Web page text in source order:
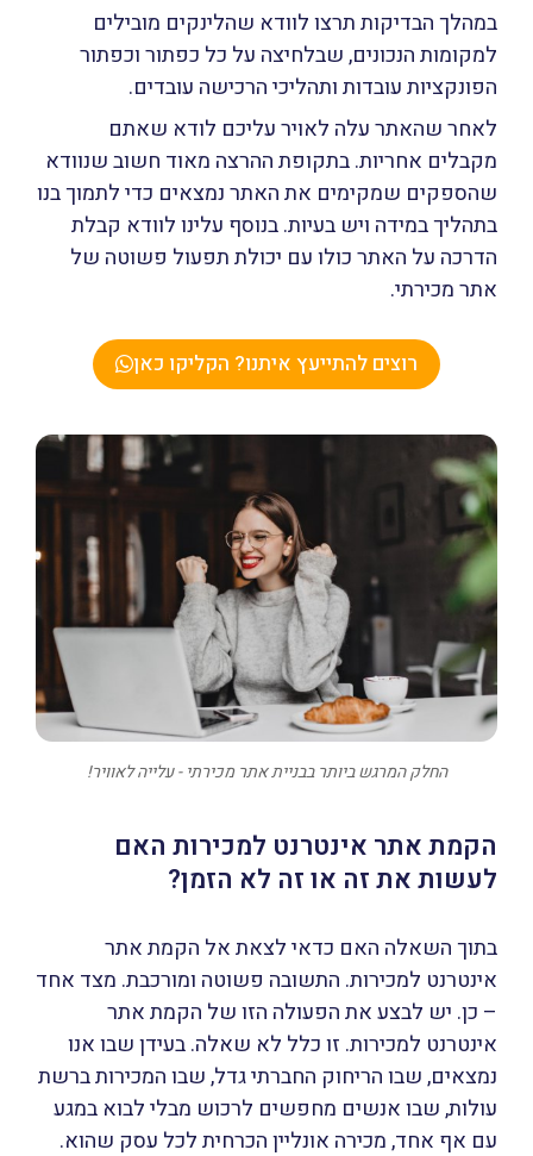
במהלך הבדיקות תרצו לוודא שהלינקים מובילים
למקומות הנכונים, שבלחיצה על כל כפתור וכפתור
הפונקציות עובדות ותהליכי הרכישה עובדים.
לאחר שהאתר עלה לאויר עליכם לודא שאתם
מקבלים אחריות. בתקופת ההרצה מאוד חשוב שנוודא
שהספקים שמקימים את האתר נמצאים כדי לתמוך בנו
בתהליך במידה ויש בעיות. בנוסף עלינו לוודא קבלת
הדרכה על האתר כולו עם יכולת תפעול פשוטה של
אתר מכירתי.
רוצים להתייעץ איתנו? הקליקו כאן
החלק המרגש ביותר בבניית אתר מכירתי - עלייה לאוויר!
הקמת אתר אינטרנט למכירות האם
לעשות את זה או זה לא הזמן?
בתוך השאלה האם כדאי לצאת אל הקמת אתר
אינטרנט למכירות. התשובה פשוטה ומורכבת. מצד אחד
– כן. יש לבצע את הפעולה הזו של הקמת אתר
אינטרנט למכירות. זו כלל לא שאלה. בעידן שבו אנו
נמצאים, שבו הריחוק החברתי גדל, שבו המכירות ברשת
עולות, שבו אנשים מחפשים לרכוש מבלי לבוא במגע
עם אף אחד, מכירה אונליין הכרחית לכל עסק שהוא.